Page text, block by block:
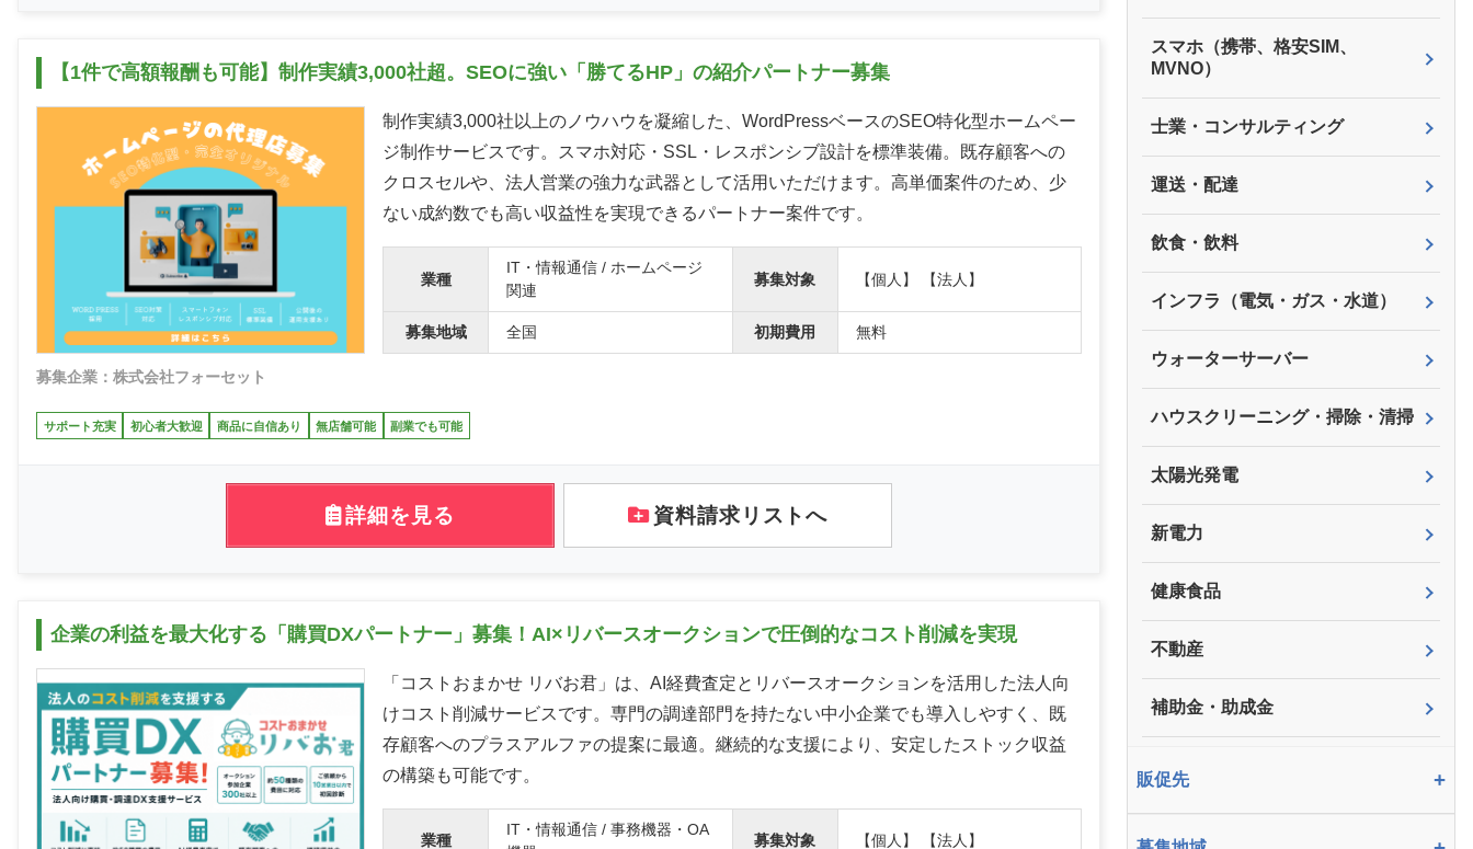
【1件で高額報酬も可能】制作実績3,000社超。SEOに強い「勝てるHP」の紹介パートナー募集
募集企業：株式会社フォーセット
制作実績3,000社以上のノウハウを凝縮した、WordPressベースのSEO特化型ホームペー
ジ制作サービスです。スマホ対応・SSL・レスポンシブ設計を標準装備。既存顧客への
クロスセルや、法人営業の強力な武器として活用いただけます。高単価案件のため、少
ない成約数でも高い収益性を実現できるパートナー案件です。
業種
IT・情報通信 / ホームページ
関連
募集対象 【個人】 【法人】
募集地域 全国 初期費用 無料
サポート充実 初心者大歓迎 商品に自信あり 無店舗可能 副業でも可能
詳細を見る 資料請求リストへ
企業の利益を最大化する「購買DXパートナー」募集！AI×リバースオークションで圧倒的なコスト削減を実現
「コストおまかせ リバお君」は、AI経費査定とリバースオークションを活用した法人向
けコスト削減サービスです。専門の調達部門を持たない中小企業でも導入しやすく、既
存顧客へのプラスアルファの提案に最適。継続的な支援により、安定したストック収益
の構築も可能です。
業種
IT・情報通信 / 事務機器・OA
募集対象 【個人】 【法人】
スマホ（携帯、格安SIM、
MVNO）
士業・コンサルティング
運送・配達
飲食・飲料
インフラ（電気・ガス・水道）
ウォーターサーバー
ハウスクリーニング・掃除・清掃
太陽光発電
新電力
健康食品
不動産
補助金・助成金
販促先 +